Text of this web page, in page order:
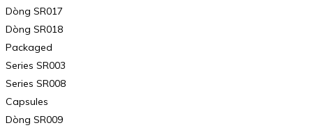
Dòng SR017
Dòng SR018
Packaged
Series SR003
Series SR008
Capsules
Dòng SR009